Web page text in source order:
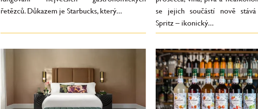
řetězců. Důkazem je Starbucks, který...
se jejich součástí nově
Spritz – ikonický...